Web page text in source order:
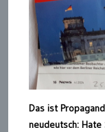
Das ist
neudeutsch: Hate